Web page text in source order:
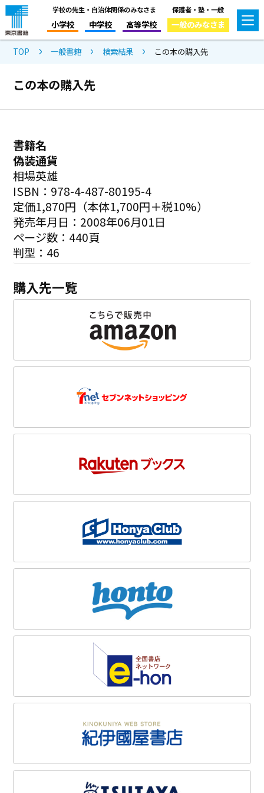
学校の先生・自治体関係のみなさま
小学校 中学校 高等学校
保護者・塾・一般
一般のみなさま
TOP 一般書籍 検索結果 この本の購入先
この本の購入先
書籍名
偽装通貨
相場英雄
ISBN：978-4-487-80195-4
定価1,870円（本体1,700円＋税10%）
発売年月日：2008年06月01日
ページ数：440頁
判型：46
購入先一覧